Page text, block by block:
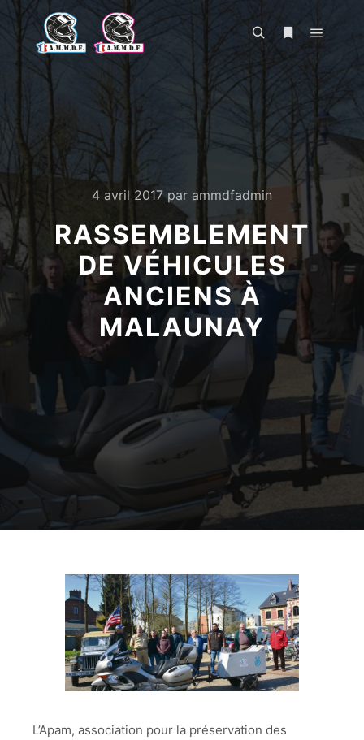
RechercherPlus d’infos
4 avril 2017par ammdfadmin
RASSEMBLEMENT
DE VÉHICULES
ANCIENS À
MALAUNAY
L’Apam, association pour la préservation des